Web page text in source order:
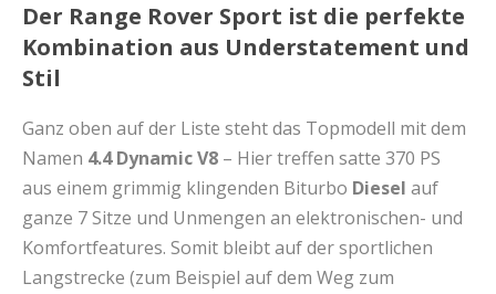
Der Range Rover Sport ist die perfekte
Kombination aus Understatement und
Stil
Ganz oben auf der Liste steht das Topmodell mit dem
Namen 4.4 Dynamic V8 – Hier treffen satte 370 PS
aus einem grimmig klingenden Biturbo Diesel auf
ganze 7 Sitze und Unmengen an elektronischen- und
Komfortfeatures. Somit bleibt auf der sportlichen
Langstrecke (zum Beispiel auf dem Weg zum